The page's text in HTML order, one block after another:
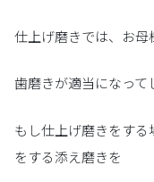
仕上げ磨きでは、お
歯磨きが適当になって
もし仕上げ磨きをす
をする添え磨きを